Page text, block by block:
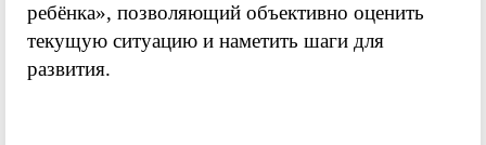
ребёнка», позволяющий объективно оценить
текущую ситуацию и наметить шаги для
развития.